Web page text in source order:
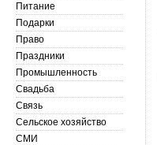
Питание
Подарки
Право
Праздники
Промышленность
Свадьба
Связь
Сельское хозяйство
СМИ